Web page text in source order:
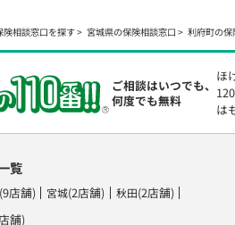
険相談窓口を探す 宮城県の保険相談窓口 利府町の保
ご相談はいつでも、
何度でも無料
ほ
は
覧
店舗) 宮城(2店舗) 秋田(2店舗)
舗)